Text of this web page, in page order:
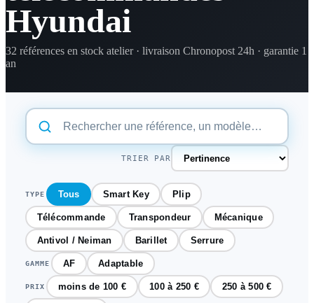
Hyundai
32 références en stock atelier · livraison Chronopost 24h · garantie 1
an
TRIER PAR
TYPE Tous Smart Key Plip
Télécommande Transpondeur Mécanique
Antivol / Neiman Barillet Serrure
GAMME AF Adaptable
PRIX moins de 100 € 100 à 250 € 250 à 500 €